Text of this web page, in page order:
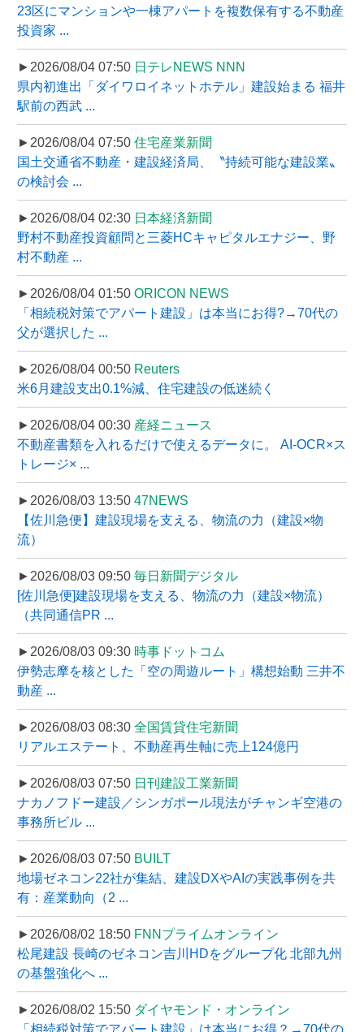
23区にマンションや一棟アパートを複数保有する不動産
投資家 ...
►2026/08/04 07:50 日テレNEWS NNN
県内初進出「ダイワロイネットホテル」建設始まる 福井
駅前の西武 ...
►2026/08/04 07:50 住宅産業新聞
国土交通省不動産・建設経済局、〝持続可能な建設業〟
の検討会 ...
►2026/08/04 02:30 日本経済新聞
野村不動産投資顧問と三菱HCキャピタルエナジー、野
村不動産 ...
►2026/08/04 01:50 ORICON NEWS
「相続税対策でアパート建設」は本当にお得?→70代の
父が選択した ...
►2026/08/04 00:50 Reuters
米6月建設支出0.1%減、住宅建設の低迷続く
►2026/08/04 00:30 産経ニュース
不動産書類を入れるだけで使えるデータに。 AI-OCR×ス
トレージ× ...
►2026/08/03 13:50 47NEWS
【佐川急便】建設現場を支える、物流の力（建設×物
流）
►2026/08/03 09:50 毎日新聞デジタル
[佐川急便]建設現場を支える、物流の力（建設×物流）
（共同通信PR ...
►2026/08/03 09:30 時事ドットコム
伊勢志摩を核とした「空の周遊ルート」構想始動 三井不
動産 ...
►2026/08/03 08:30 全国賃貸住宅新聞
リアルエステート、不動産再生軸に売上124億円
►2026/08/03 07:50 日刊建設工業新聞
ナカノフドー建設／シンガポール現法がチャンギ空港の
事務所ビル ...
►2026/08/03 07:50 BUILT
地場ゼネコン22社が集結、建設DXやAIの実践事例を共
有：産業動向（2 ...
►2026/08/02 18:50 FNNプライムオンライン
松尾建設 長崎のゼネコン吉川HDをグループ化 北部九州
の基盤強化へ ...
►2026/08/02 15:50 ダイヤモンド・オンライン
「相続税対策でアパート建設」は本当にお得？→70代の